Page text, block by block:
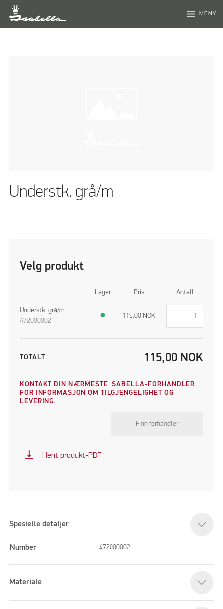
menu MENY
Understk. grå/m
Velg produkt
Lager Pris Antall
Understk. grå/m
472000002
● 115,00 NOK
TOTALT 115,00 NOK
KONTAKT DIN NÆRMESTE ISABELLA-FORHANDLER
FOR INFORMASJON OM TILGJENGELIGHET OG
LEVERING.
Finn forhandler
vertical_align_bottom Hent produkt-PDF
Spesielle detaljer
Number 472000002
Materiale